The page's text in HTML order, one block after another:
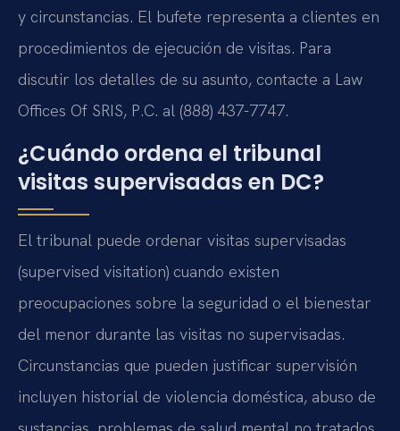
y circunstancias. El bufete representa a clientes en
procedimientos de ejecución de visitas. Para
discutir los detalles de su asunto, contacte a Law
Offices Of SRIS, P.C. al (888) 437-7747.
¿Cuándo ordena el tribunal
visitas supervisadas en DC?
El tribunal puede ordenar visitas supervisadas
(supervised visitation) cuando existen
preocupaciones sobre la seguridad o el bienestar
del menor durante las visitas no supervisadas.
Circunstancias que pueden justificar supervisión
incluyen historial de violencia doméstica, abuso de